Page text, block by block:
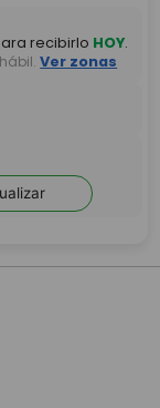
recibirlo HOY.
Ver zonas